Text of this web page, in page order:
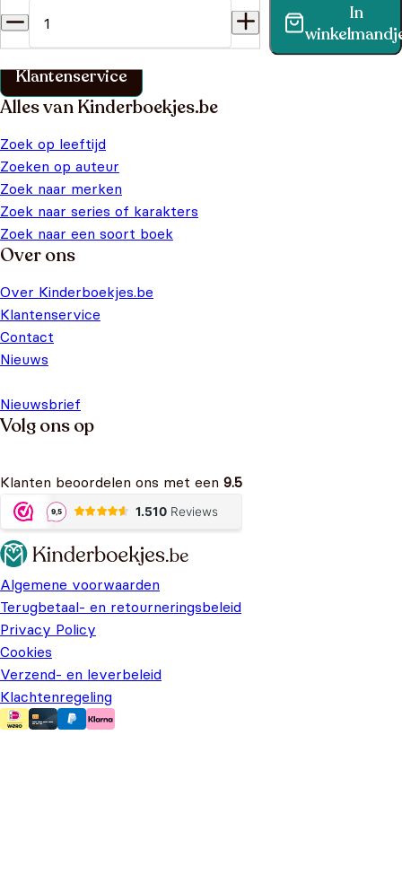
In
Vind binnen no-time antwoord op je vraag op onze
klantenservice pagina.
Klantenservice
Alles van Kinderboekjes.be
Zoek op leeftijd
Zoeken op auteur
Zoek naar merken
Zoek naar series of karakters
Zoek naar een soort boek
Over ons
Over Kinderboekjes.be
Klantenservice
Contact
Nieuws
Nieuwsbrief
Volg ons op
Klanten beoordelen ons met een 9.5
Algemene voorwaarden
Terugbetaal- en retourneringsbeleid
Privacy Policy
Cookies
Verzend- en leverbeleid
Klachtenregeling